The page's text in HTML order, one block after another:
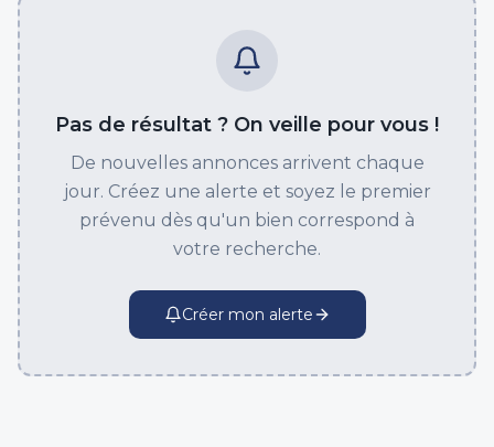
Pas de résultat ? On veille pour vous !
De nouvelles annonces arrivent chaque
jour. Créez une alerte et soyez le premier
prévenu dès qu'un bien correspond à
votre recherche.
Créer mon alerte